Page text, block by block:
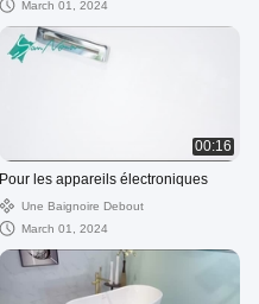
March 01, 2024
00:16
Pour les appareils électroniques
Une Baignoire Debout
March 01, 2024